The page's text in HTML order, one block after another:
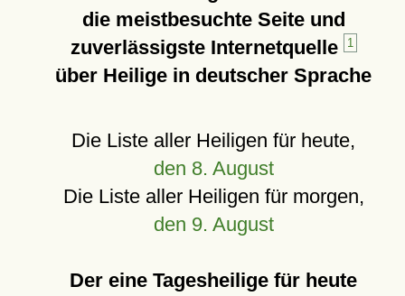
die meistbesuchte Seite und
zuverlässigste Internetquelle
1
über Heilige in deutscher Sprache
Die Liste aller Heiligen für heute,
den 8. August
Die Liste aller Heiligen für morgen,
den 9. August
Der eine Tagesheilige für heute